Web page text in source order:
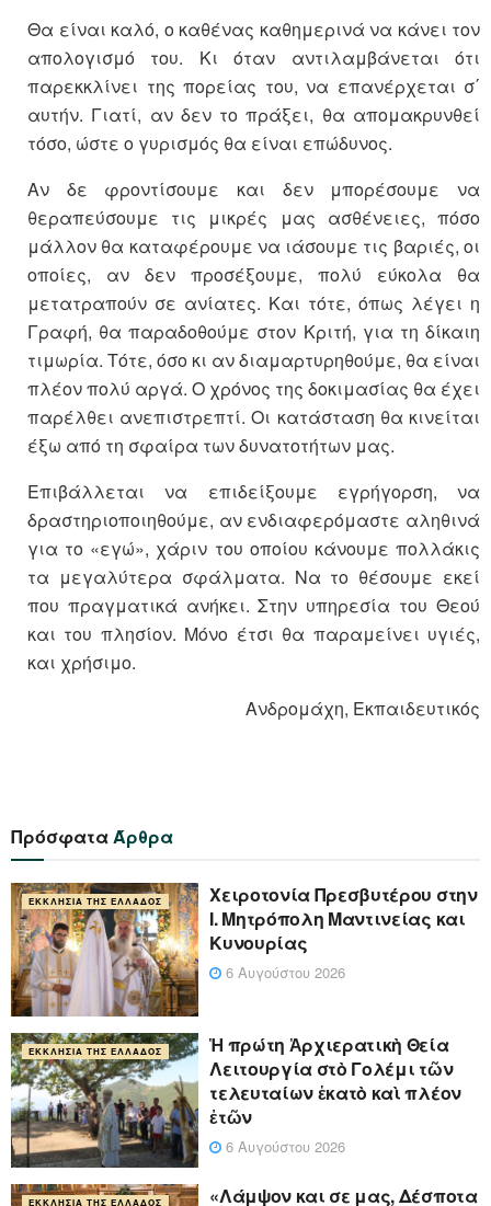
Θα είναι καλό, ο καθένας καθημερινά να κάνει τον
απολογισμό του. Κι όταν αντιλαμβάνεται ότι
παρεκκλίνει της πορείας του, να επανέρχεται σ΄
αυτήν. Γιατί, αν δεν το πράξει, θα απομακρυνθεί
τόσο, ώστε ο γυρισμός θα είναι επώδυνος.
Αν δε φροντίσουμε και δεν μπορέσουμε να
θεραπεύσουμε τις μικρές μας ασθένειες, πόσο
μάλλον θα καταφέρουμε να ιάσουμε τις βαριές, οι
οποίες, αν δεν προσέξουμε, πολύ εύκολα θα
μετατραπούν σε ανίατες. Και τότε, όπως λέγει η
Γραφή, θα παραδοθούμε στον Κριτή, για τη δίκαιη
τιμωρία. Τότε, όσο κι αν διαμαρτυρηθούμε, θα είναι
πλέον πολύ αργά. Ο χρόνος της δοκιμασίας θα έχει
παρέλθει ανεπιστρεπτί. Οι κατάσταση θα κινείται
έξω από τη σφαίρα των δυνατοτήτων μας.
Επιβάλλεται να επιδείξουμε εγρήγορση, να
δραστηριοποιηθούμε, αν ενδιαφερόμαστε αληθινά
για το «εγώ», χάριν του οποίου κάνουμε πολλάκις
τα μεγαλύτερα σφάλματα. Να το θέσουμε εκεί
που πραγματικά ανήκει. Στην υπηρεσία του Θεού
και του πλησίον. Μόνο έτσι θα παραμείνει υγιές,
και χρήσιμο.
Ανδρομάχη, Εκπαιδευτικός
ΠρόσφαταΆρθρα
ΕΚΚΛΗΣΊΑ ΤΗΣ ΕΛΛΆΔΟΣ
Xειροτονία Πρεσβυτέρου στην
Ι. Μητρόπολη Μαντινείας και
Κυνουρίας
6 Αυγούστου 2026
ΕΚΚΛΗΣΊΑ ΤΗΣ ΕΛΛΆΔΟΣ
Ἡ πρώτη Ἀρχιερατικὴ Θεία
Λειτουργία στὸ Γολέμι τῶν
τελευταίων ἑκατὸ καὶ πλέον
ἐτῶν
6 Αυγούστου 2026
ΕΚΚΛΗΣΊΑ ΤΗΣ ΕΛΛΆΔΟΣ
«Λάμψον και σε μας, Δέσποτα